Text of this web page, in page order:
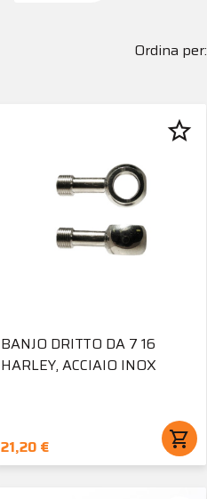
Ordina per:
BANJO DRITTO DA 7 16
HARLEY, ACCIAIO INOX
21,20 € shopping_cart
star_border